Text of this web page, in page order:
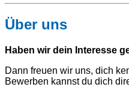
Über uns
Haben wir dein Interesse
Dann freuen wir uns, dich
Bewerben kannst du dich